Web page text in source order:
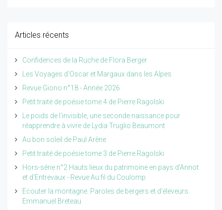
Articles récents
Confidences de la Ruche de Flora Berger
Les Voyages d'Oscar et Margaux dans les Alpes
Revue Giono n°18 - Année 2026
Petit traité de poésie tome 4 de Pierre Ragolski
Le poids de l'invisible, une seconde naissance pour
réapprendre à vivre de Lydia Truglio Beaumont
Au bon soleil de Paul Arène
Petit traité de poésie tome 3 de Pierre Ragolski
Hors-série n°2 Hauts lieux du patrimoine en pays d'Annot
et d'Entrevaux - Revue Au fil du Coulomp
Ecouter la montagne. Paroles de bergers et d'éleveurs.
Emmanuel Breteau